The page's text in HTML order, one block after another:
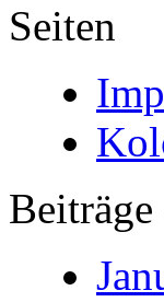
Seiten
Beiträge